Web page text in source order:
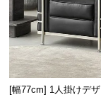
グ[幅77cm] 1人掛けデザ